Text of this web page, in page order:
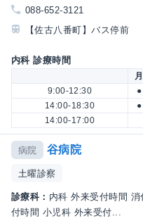
088-652-3121
【佐古八番町】バス停前
内科 診療時間
月
9:00-12:30
●
14:00-18:30
●
14:00-17:00
病院 谷病院
土曜診察
診療科： 内科 外来受付時間
付時間 小児科 外来受付...